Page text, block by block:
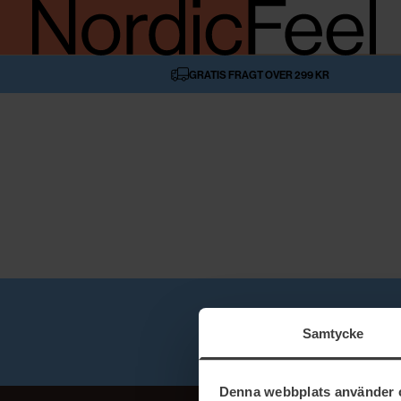
Samtycke
Denna webbplats använder
GRATIS FRAGT OVER 299 KR